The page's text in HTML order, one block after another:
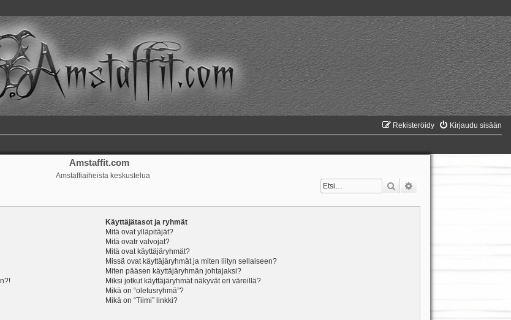
Kirjaudu sisään
Rekisteröidy
Amstaffit.com
Amstaffiaiheista keskustelua
Etsi
Käyttäjätasot ja ryhmät
Mitä ovat ylläpitäjät?
Mitä ovatr valvojat?
Mitä ovat käyttäjäryhmät?
Missä ovat käyttäjäryhmät ja miten liityn sellaiseen?
Miten pääsen käyttäjäryhmän johtajaksi?
Miksi jotkut käyttäjäryhmät näkyvät eri väreillä?
Mikä on “oletusryhmä”?
Mikä on “Tiimi” linkki?